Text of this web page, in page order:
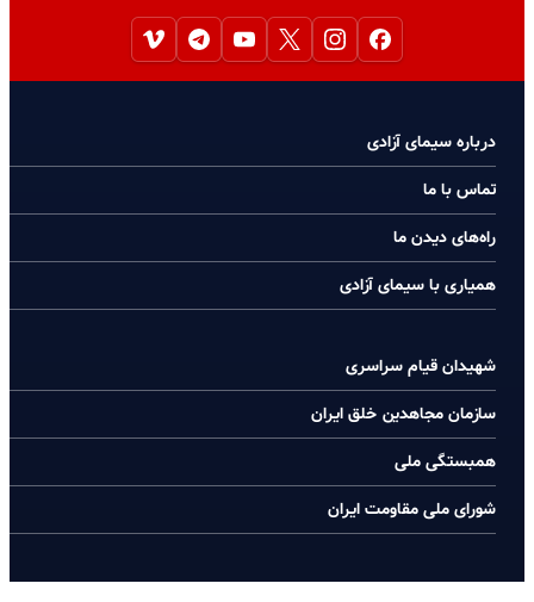
درباره سیمای آزادی
تماس با ما
راه‌های دیدن ما
همیاری با سیمای آزادی
شهیدان قیام سراسری
سازمان مجاهدین خلق ایران
همبستگی ملی
شورای ملی مقاومت ایران